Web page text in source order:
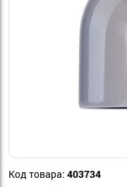
Код товара: 403734